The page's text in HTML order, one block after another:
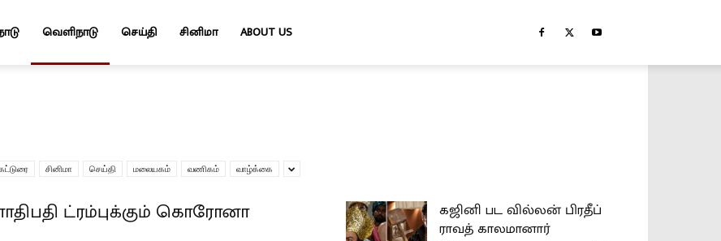
வெளிநாடு செய்தி சினிமா ABOUT US
சினிமா செய்தி மலையகம் வணிகம் வாழ்க்கை
ட்ரம்புக்கும் கொரோனா
கஜினி பட வில்லன் பிரதீப்
ராவத் காலமானார்